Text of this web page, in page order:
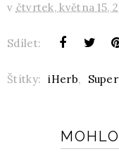
v čtvrtek, května 15,
Sdílet:
Štítky: iHerb,